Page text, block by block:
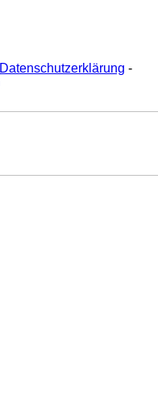
Datenschutzerklärung -